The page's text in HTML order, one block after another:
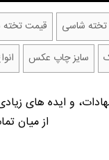
شاسی قیمت
سایز چاپ عکس
و ایده های
از میان